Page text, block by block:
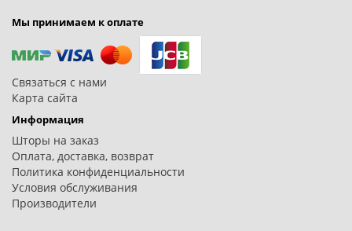
Мы принимаем к оплате
Связаться с нами
Карта сайта
Информация
Шторы на заказ
Оплата, доставка, возврат
Политика конфиденциальности
Условия обслуживания
Производители